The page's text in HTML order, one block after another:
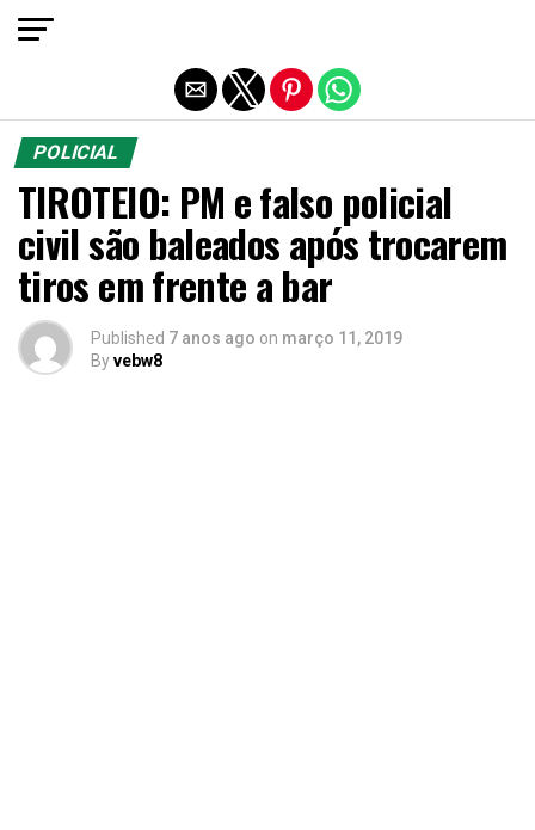
POLICIAL
TIROTEIO: PM e falso policial
civil são baleados após trocarem
tiros em frente a bar
Published 7 anos ago on março 11, 2019
Byvebw8